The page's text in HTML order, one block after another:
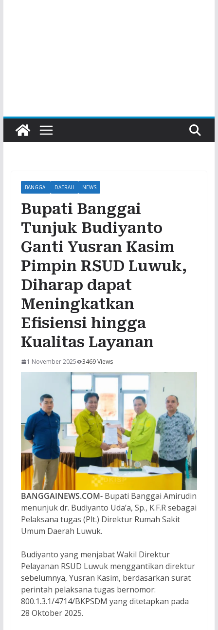
BANGGAI DAERAH NEWS
Bupati Banggai
Tunjuk Budiyanto
Ganti Yusran Kasim
Pimpin RSUD Luwuk,
Diharap dapat
Meningkatkan
Efisiensi hingga
Kualitas Layanan
1 November 2025 3469 Views
BANGGAINEWS.COM-Bupati Banggai Amirudin
menunjuk dr. Budiyanto Uda’a, Sp., K.F.R sebagai
Pelaksana tugas (Plt.) Direktur Rumah Sakit
Umum Daerah Luwuk.
Budiyanto yang menjabat Wakil Direktur
Pelayanan RSUD Luwuk menggantikan direktur
sebelumnya, Yusran Kasim, berdasarkan surat
perintah pelaksana tugas bernomor:
800.1.3.1/4714/BKPSDM yang ditetapkan pada
28 Oktober 2025.